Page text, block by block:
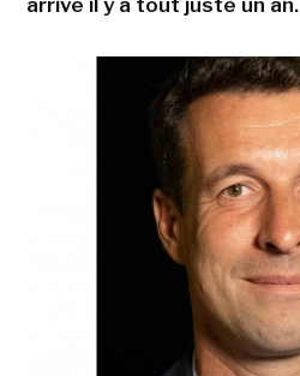
arrivé il y a tout juste un an.